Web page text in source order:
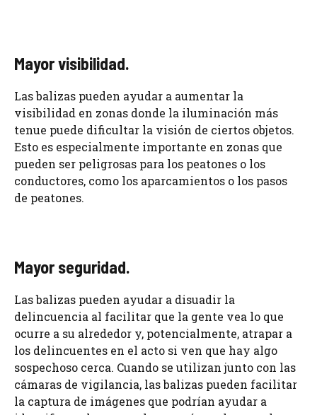
Mayor visibilidad.
Las balizas pueden ayudar a aumentar la
visibilidad en zonas donde la iluminación más
tenue puede dificultar la visión de ciertos objetos.
Esto es especialmente importante en zonas que
pueden ser peligrosas para los peatones o los
conductores, como los aparcamientos o los pasos
de peatones.
Mayor seguridad.
Las balizas pueden ayudar a disuadir la
delincuencia al facilitar que la gente vea lo que
ocurre a su alrededor y, potencialmente, atrapar a
los delincuentes en el acto si ven que hay algo
sospechoso cerca. Cuando se utilizan junto con las
cámaras de vigilancia, las balizas pueden facilitar
la captura de imágenes que podrían ayudar a